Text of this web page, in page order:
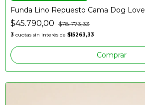
Funda Lino Repuesto Cama Dog Love
$45.790,00 $78.773,33
3 cuotas sin interés de $15263,33
Comprar